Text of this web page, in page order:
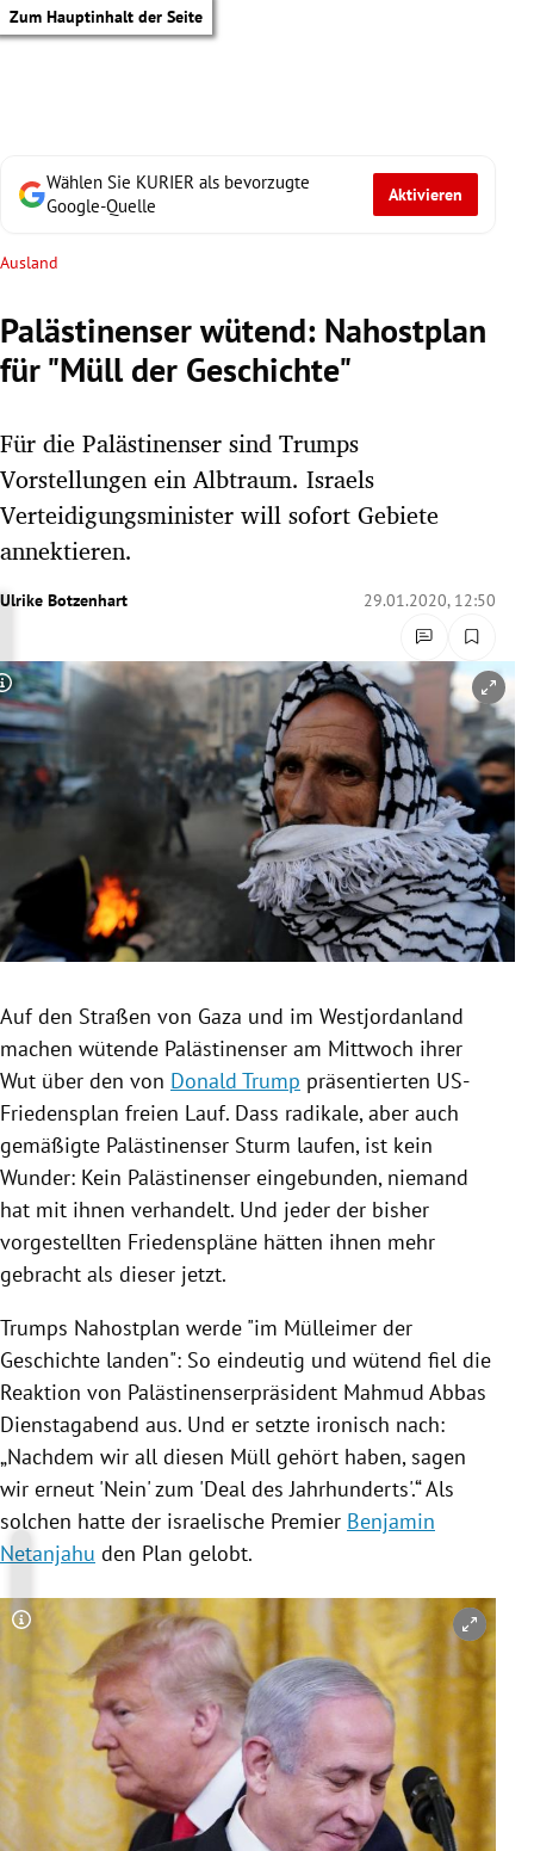
Zum Hauptinhalt der Seite
Untermenü
Untermenü
Untermenü
Untermenü
Untermenü
Untermenü
Untermenü
Untermenü
Wählen Sie KURIER als bevorzugte
Google-Quelle
Aktivieren
Ausland
Palästinenser wütend: Nahostplan
für "Müll der Geschichte"
Für die Palästinenser sind Trumps
Vorstellungen ein Albtraum. Israels
Verteidigungsminister will sofort Gebiete
annektieren.
Ulrike Botzenhart 29.01.2020, 12:50
Copyright-Hinweis öffnen/schließen
Auf den Straßen von Gaza und im Westjordanland
machen wütende Palästinenser am Mittwoch ihrer
Wut über den von Donald Trump präsentierten US-
Friedensplan freien Lauf. Dass radikale, aber auch
gemäßigte Palästinenser Sturm laufen, ist kein
Wunder: Kein Palästinenser eingebunden, niemand
hat mit ihnen verhandelt. Und jeder der bisher
vorgestellten Friedenspläne hätten ihnen mehr
gebracht als dieser jetzt.
Trumps Nahostplan werde "im Mülleimer der
Geschichte landen": So eindeutig und wütend fiel die
Reaktion von Palästinenserpräsident Mahmud Abbas
Dienstagabend aus. Und er setzte ironisch nach:
„Nachdem wir all diesen Müll gehört haben, sagen
wir erneut 'Nein' zum 'Deal des Jahrhunderts'.“ Als
solchen hatte der israelische Premier Benjamin
Netanjahu den Plan gelobt.
Copyright-Hinweis öffnen/schließen